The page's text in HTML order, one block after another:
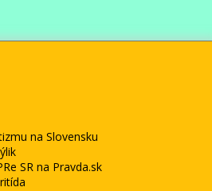
na Slovensku
SR na Pravda.sk